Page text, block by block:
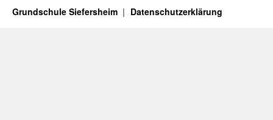
Grundschule Siefersheim Datenschutzerklärung